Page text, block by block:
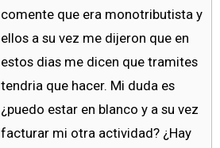
comente que era monotributista y
ellos a su vez me dijeron que en
estos dias me dicen que tramites
tendria que hacer. Mi duda es
¿puedo estar en blanco y a su vez
facturar mi otra actividad? ¿Hay